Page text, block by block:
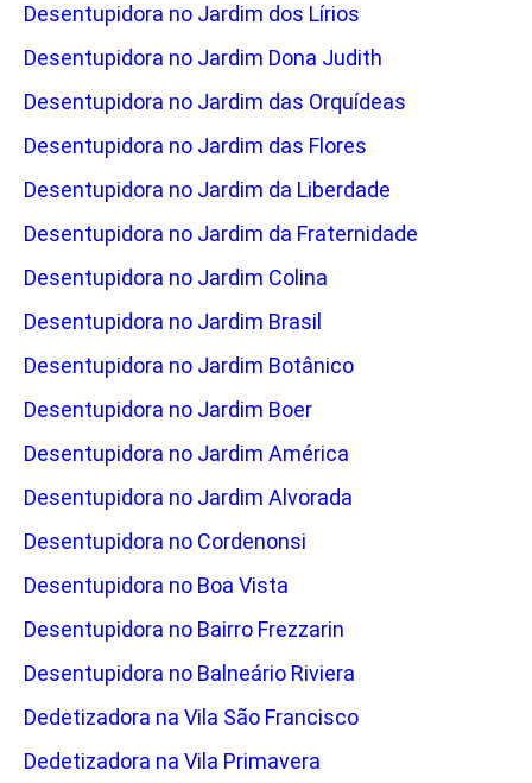
Desentupidora no Jardim dos Lírios
Desentupidora no Jardim Dona Judith
Desentupidora no Jardim das Orquídeas
Desentupidora no Jardim das Flores
Desentupidora no Jardim da Liberdade
Desentupidora no Jardim da Fraternidade
Desentupidora no Jardim Colina
Desentupidora no Jardim Brasil
Desentupidora no Jardim Botânico
Desentupidora no Jardim Boer
Desentupidora no Jardim América
Desentupidora no Jardim Alvorada
Desentupidora no Cordenonsi
Desentupidora no Boa Vista
Desentupidora no Bairro Frezzarin
Desentupidora no Balneário Riviera
Dedetizadora na Vila São Francisco
Dedetizadora na Vila Primavera